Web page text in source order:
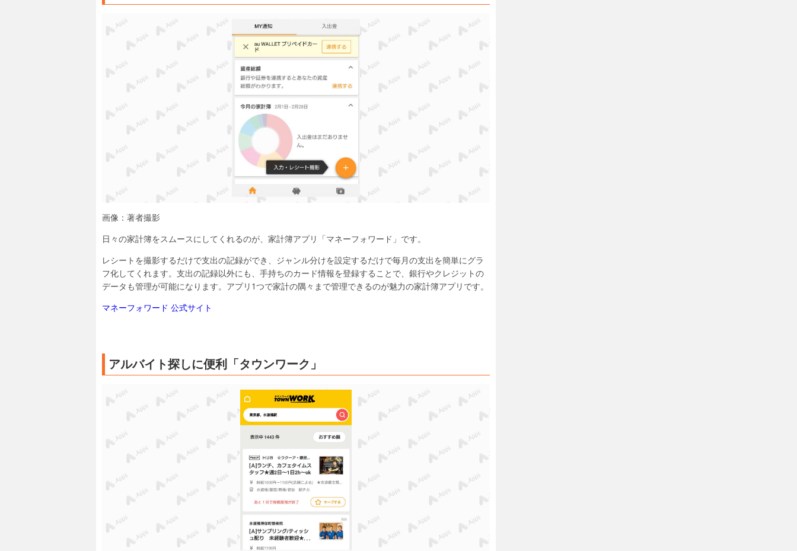
画像：著者撮影
日々の家計簿をスムースにしてくれるのが、家計簿アプリ「マネーフォワード」です。
レシートを撮影するだけで支出の記録ができ、ジャンル分けを設定するだけで毎月の支出を簡単にグラ
フ化してくれます。支出の記録以外にも、手持ちのカード情報を登録することで、銀行やクレジットの
データも管理が可能になります。アプリ1つで家計の隅々まで管理できるのが魅力の家計簿アプリです。
マネーフォワード 公式サイト
アルバイト探しに便利「タウンワーク」